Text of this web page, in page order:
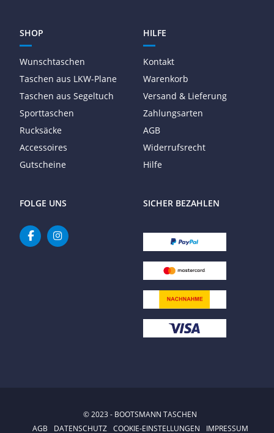
SHOP
Wunschtaschen
Taschen aus LKW-Plane
Taschen aus Segeltuch
Sporttaschen
Rucksäcke
Accessoires
Gutscheine
HILFE
Kontakt
Warenkorb
Versand & Lieferung
Zahlungsarten
AGB
Widerrufsrecht
Hilfe
FOLGE UNS SICHER BEZAHLEN
© 2023 - BOOTSMANN TASCHEN
AGB
DATENSCHUTZ COOKIE-EINSTELLUNGEN IMPRESSUM